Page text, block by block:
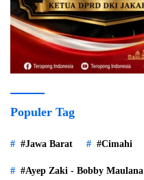
Populer Tag
#Jawa Barat #Cimahi
#Ayep Zaki - Bobby Maulana